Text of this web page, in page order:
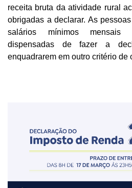
receita bruta da atividade rural
obrigadas a declarar. As
salários mínimos mensais
dispensadas de fazer a
enquadrarem em outro critério de